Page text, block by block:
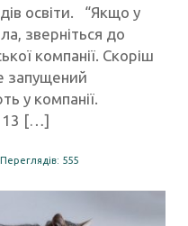
освіти. “Якщо у
зверніться до
компанії. Скоріш
запущений
у компанії.
13 […]
Переглядів: 555